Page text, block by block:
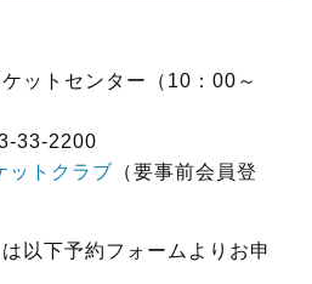
ットセンター（10：00～
33-2200
ットクラブ （要事前会員登
以下予約フォームよりお申